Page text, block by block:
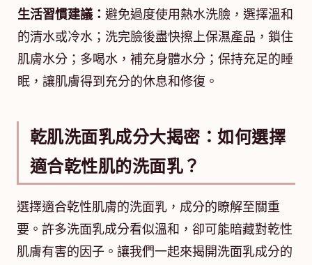
生活習慣建議： 避免過度使用熱水洗臉，選擇溫和
的清水或冷水；洗完臉後盡快擦上保濕產品，鎖住
肌膚水分；多喝水，補充身體水分；保持充足的睡
眠，讓肌膚得到充分的休息和修復。
乾肌洗面乳成分大揭密：如何選擇
適合乾性肌的洗面乳？
選擇適合乾性肌膚的洗面乳，成分的瞭解至關重
要。許多洗面乳成分看似溫和，卻可能暗藏對乾性
肌膚有害的因子。讓我們一起來揭開洗面乳成分的